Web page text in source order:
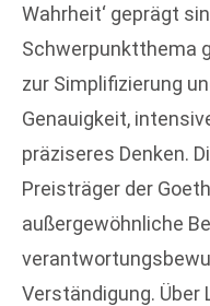
Wahrheit‘ geprägt
Schwerpunktthema
zur Simplifizierung
Genauigkeit,
präziseres Denken.
Preisträger der
außergewöhnliche
Verständigung. Über